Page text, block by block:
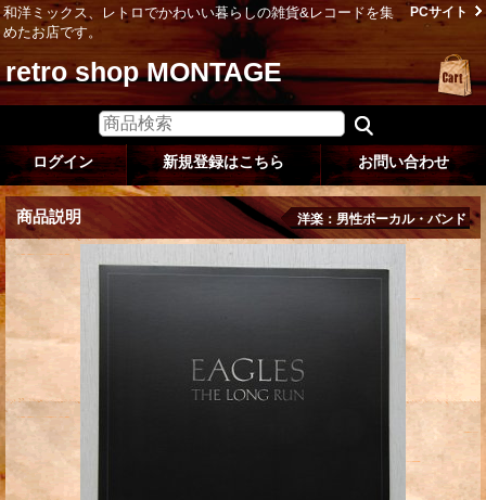
和洋ミックス、レトロでかわいい暮らしの雑貨&レコードを集
めたお店です。
PCサイト
retro shop MONTAGE
ログイン 新規登録はこちら お問い合わせ
商品説明 洋楽：男性ボーカル・バンド